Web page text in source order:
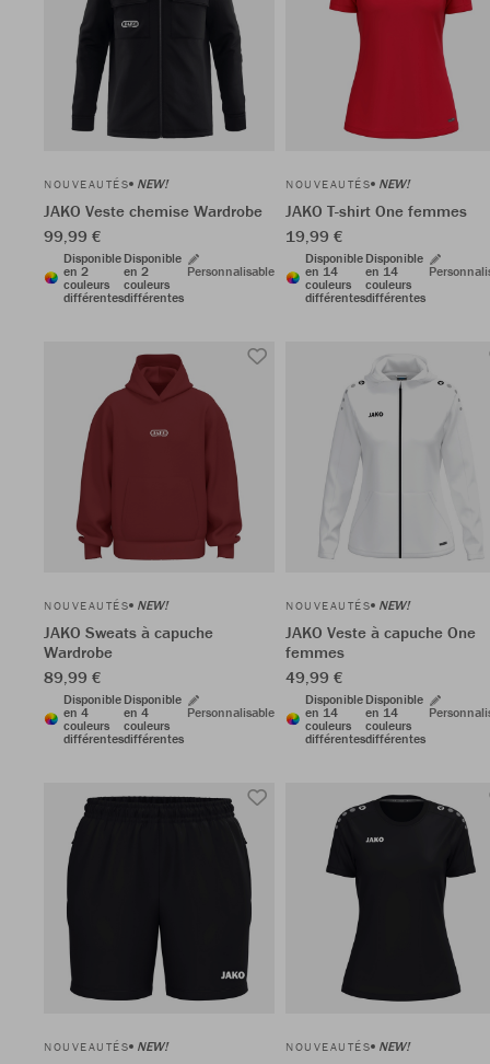
NOUVEAUTÉS NEW!
JAKO Veste chemise Wardrobe
99,99 €
Disponible
en 2
couleurs
différentes
Disponible
en 2
couleurs
différentes
Personnalisable
NOUVEAUTÉS NEW!
JAKO T-shirt One femmes
19,99 €
Disponible
en 14
couleurs
différentes
Disponible
en 14
couleurs
différentes
NOUVEAUTÉS NEW!
JAKO Sweats à capuche
Wardrobe
89,99 €
Disponible
en 4
couleurs
différentes
Disponible
en 4
couleurs
différentes
Personnalisable
NOUVEAUTÉS NEW!
JAKO Veste à capuche One
femmes
49,99 €
Disponible
en 14
couleurs
différentes
Disponible
en 14
couleurs
différentes
NOUVEAUTÉS NEW! NOUVEAUTÉS NEW!